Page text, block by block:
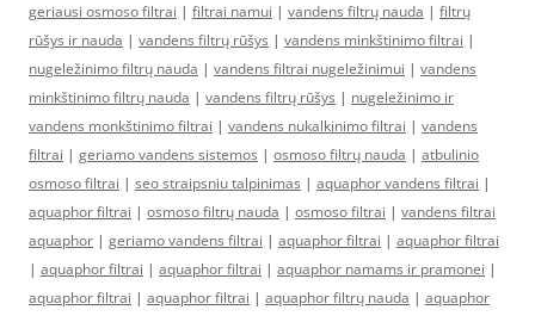
geriausi osmoso filtrai | filtrai namui | vandens filtrų nauda | filtrų
rūšys ir nauda | vandens filtrų rūšys | vandens minkštinimo filtrai |
nugeležinimo filtrų nauda | vandens filtrai nugeležinimui | vandens
minkštinimo filtrų nauda | vandens filtrų rūšys | nugeležinimo ir
vandens monkštinimo filtrai | vandens nukalkinimo filtrai | vandens
filtrai | geriamo vandens sistemos | osmoso filtrų nauda | atbulinio
osmoso filtrai | seo straipsniu talpinimas | aquaphor vandens filtrai |
aquaphor filtrai | osmoso filtrų nauda | osmoso filtrai | vandens filtrai
aquaphor | geriamo vandens filtrai | aquaphor filtrai | aquaphor filtrai
| aquaphor filtrai | aquaphor filtrai | aquaphor namams ir pramonei |
aquaphor filtrai | aquaphor filtrai | aquaphor filtrų nauda | aquaphor